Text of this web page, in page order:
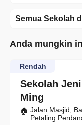
Semua Sekolah
Anda mungkin
Sekolah
Ming
Rendah
Jalan Masjid,
Petaling